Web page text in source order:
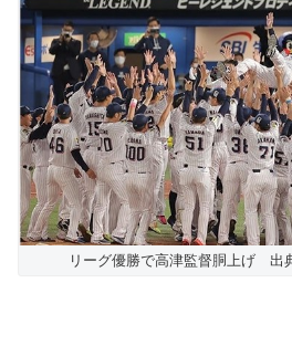
リーグ優勝で高津監督胴上げ 出